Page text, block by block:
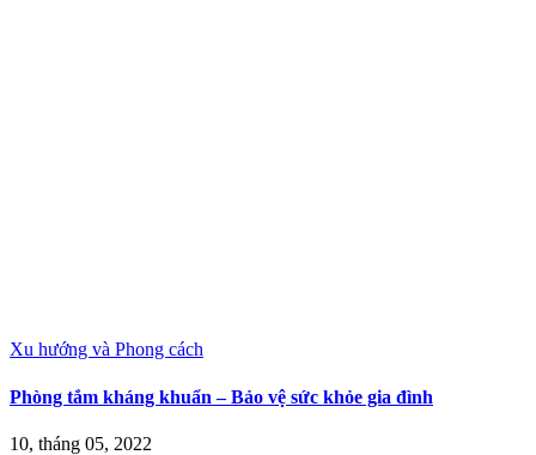
Xu hướng và Phong cách
Phòng tắm kháng khuẩn – Bảo vệ sức khỏe gia đình
10, tháng 05, 2022